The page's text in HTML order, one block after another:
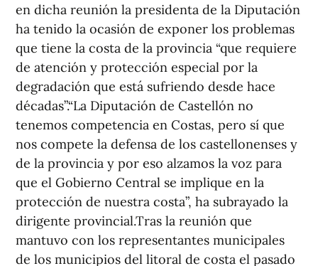
en dicha reunión la presidenta de la Diputación
ha tenido la ocasión de exponer los problemas
que tiene la costa de la provincia “que requiere
de atención y protección especial por la
degradación que está sufriendo desde hace
décadas”.“La Diputación de Castellón no
tenemos competencia en Costas, pero sí que
nos compete la defensa de los castellonenses y
de la provincia y por eso alzamos la voz para
que el Gobierno Central se implique en la
protección de nuestra costa”, ha subrayado la
dirigente provincial.Tras la reunión que
mantuvo con los representantes municipales
de los municipios del litoral de costa el pasado